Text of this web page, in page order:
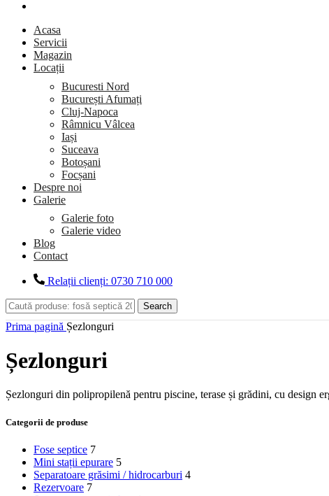
Acasa
Servicii
Magazin
Locații
Bucuresti Nord
București Afumați
Cluj-Napoca
Râmnicu Vâlcea
Iași
Suceava
Botoșani
Focșani
Despre noi
Galerie
Galerie foto
Galerie video
Blog
Contact
Relații clienți: 0730 710 000
Search
Prima pagină Șezlonguri
Șezlonguri
Șezlonguri din polipropilenă pentru piscine, terase și grădini, cu design
Categorii de produse
Fose septice 7
Mini stații epurare 5
Separatoare grăsimi / hidrocarburi 4
Rezervoare 7